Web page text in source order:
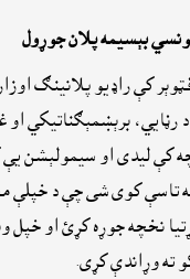
بېسيمه پلان جوړول
کې راډيو پلانينګ اوزار
رڼايي، برېښمېګناتيکي او
کې ليدى او سيمولېشن
تاسې کوى شى چې د خپلې
نخچه جوړه کړئ او خپل
ته وړاندې کړى.